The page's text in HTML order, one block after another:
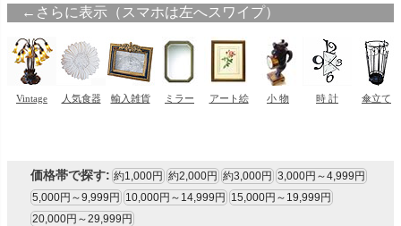
価格帯で探す: 約1,000円 約2,000円 約3,000円 3,000円～4,999円
5,000円～9,999円
10,000円～14,999円
15,000円～19,999円
20,000円～29,999円